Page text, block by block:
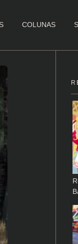
COLUNAS